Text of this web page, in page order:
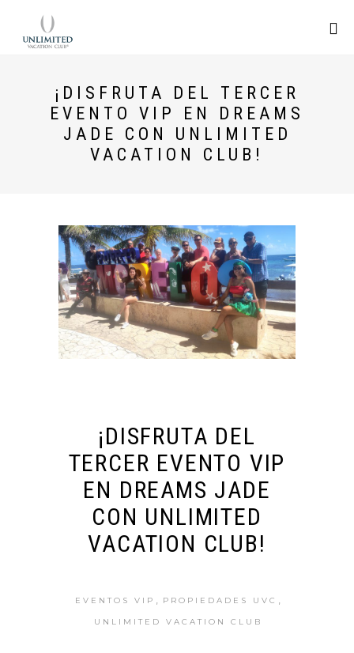
¡DISFRUTA DEL TERCER
EVENTO VIP EN DREAMS
JADE CON UNLIMITED
VACATION CLUB!
¡DISFRUTA DEL
TERCER EVENTO VIP
EN DREAMS JADE
CON UNLIMITED
VACATION CLUB!
EVENTOS VIP PROPIEDADES UVC
UNLIMITED VACATION CLUB